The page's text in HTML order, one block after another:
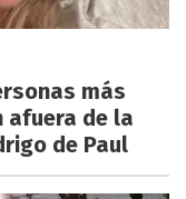
más
afuera de la
de Paul